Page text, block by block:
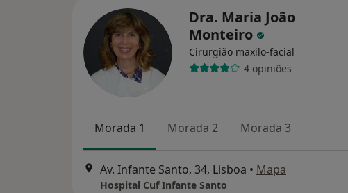
Dra. Maria João
Monteiro
Cirurgião maxilo-facial
4 opiniões
Morada 1 Morada 2 Morada 3
Av. Infante Santo, 34, Lisboa • Mapa
Hospital Cuf Infante Santo